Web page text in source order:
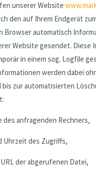
unserer Website
den auf Ihrem Endgerät
Browser automatisch
Website gesendet. Diese
in einem sog. Logfile
werden dabei
zur automatisierten
des anfragenden Rechners,
Uhrzeit des Zugriffs,
URL der abgerufenen Datei,